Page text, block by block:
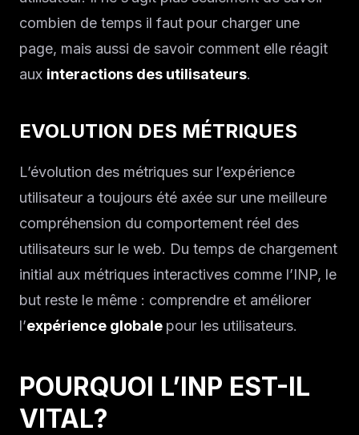
combien de temps il faut pour charger une
page, mais aussi de savoir comment elle réagit
aux interactions des utilisateurs.
EVOLUTION DES MÉTRIQUES
L’évolution des métriques sur l’expérience
utilisateur a toujours été axée sur une meilleure
compréhension du comportement réel des
utilisateurs sur le web. Du temps de chargement
initial aux métriques interactives comme l’INP, le
but reste le même : comprendre et améliorer
l’expérience globale pour les utilisateurs.
POURQUOI L’INP EST-IL
VITAL?